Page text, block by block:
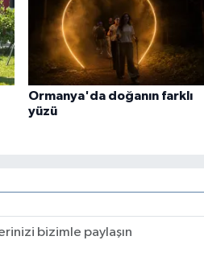
Ormanya'da doğanın farklı
yüzü